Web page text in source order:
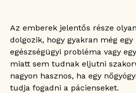
Az emberek jelentős része
dolgozik, hogy gyakran még
egészségügyi probléma vagy
miatt sem tudnak eljutni
nagyon hasznos, ha egy
tudja fogadni a pácienseket.